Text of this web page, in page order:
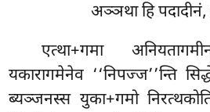
अञ्ञथा हि
एत्था+गमा
यकारागमेनेव ‘‘निपज्ज’’न्ति
ब्यञ्जनस्स युका+गमो